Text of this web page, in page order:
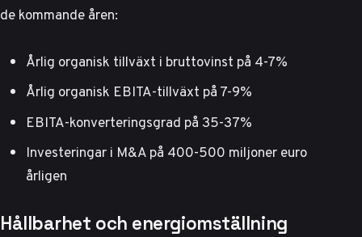
de kommande åren:
Årlig organisk tillväxt i bruttovinst på 4-7%
Årlig organisk EBITA-tillväxt på 7-9%
EBITA-konverteringsgrad på 35-37%
Investeringar i M&A på 400-500 miljoner euro
årligen
Hållbarhet och energiomställning